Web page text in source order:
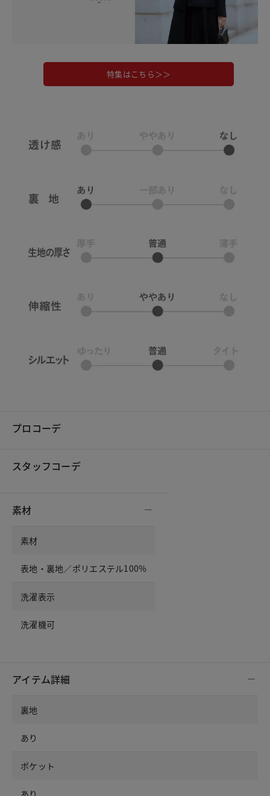
特集はこちら＞＞
プロコーデ
スタッフコーデ
素材
素材
表地・裏地／ポリエステル100%
洗濯表示
洗濯機可
アイテム詳細
裏地
あり
ポケット
あり